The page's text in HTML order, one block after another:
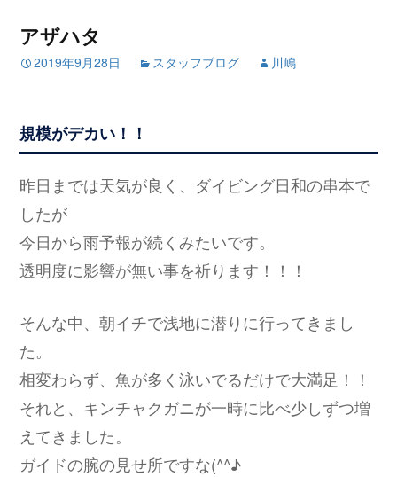
アザハタ
2019年9月28日 スタッフブログ 川嶋
規模がデカい！！
昨日までは天気が良く、ダイビング日和の串本で
したが
今日から雨予報が続くみたいです。
透明度に影響が無い事を祈ります！！！
そんな中、朝イチで浅地に潜りに行ってきまし
た。
相変わらず、魚が多く泳いでるだけで大満足！！
それと、キンチャクガニが一時に比べ少しずつ増
えてきました。
ガイドの腕の見せ所ですな(^^♪